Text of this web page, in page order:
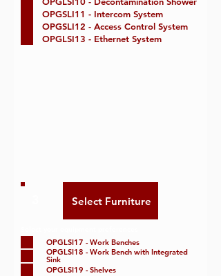
OPGSLI11 - Intercom System
OPGSLI12 - Access Control System
OPGLSI13 - Ethernet System
OPGLSI17 - Work Benches
OPGLSI18 - Work Bench with Integrated
Sink
OPGLSI19 - Shelves